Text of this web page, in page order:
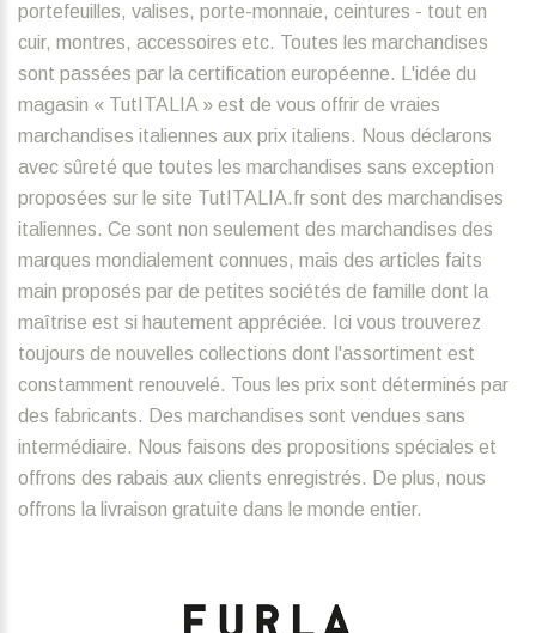
portefeuilles, valises, porte-monnaie, ceintures - tout en
cuir, montres, accessoires etc. Toutes les marchandises
sont passées par la certification européenne. L'idée du
magasin « TutITALIA » est de vous offrir de vraies
marchandises italiennes aux prix italiens. Nous déclarons
avec sûreté que toutes les marchandises sans exception
proposées sur le site TutITALIA.fr sont des marchandises
italiennes. Ce sont non seulement des marchandises des
marques mondialement connues, mais des articles faits
main proposés par de petites sociétés de famille dont la
maîtrise est si hautement appréciée. Ici vous trouverez
toujours de nouvelles collections dont l'assortiment est
constamment renouvelé. Tous les prix sont déterminés par
des fabricants. Des marchandises sont vendues sans
intermédiaire. Nous faisons des propositions spéciales et
offrons des rabais aux clients enregistrés. De plus, nous
offrons la livraison gratuite dans le monde entier.